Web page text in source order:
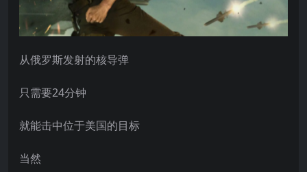
从俄罗斯发射的核导弹
只需要24分钟
就能击中位于美国的目标
当然